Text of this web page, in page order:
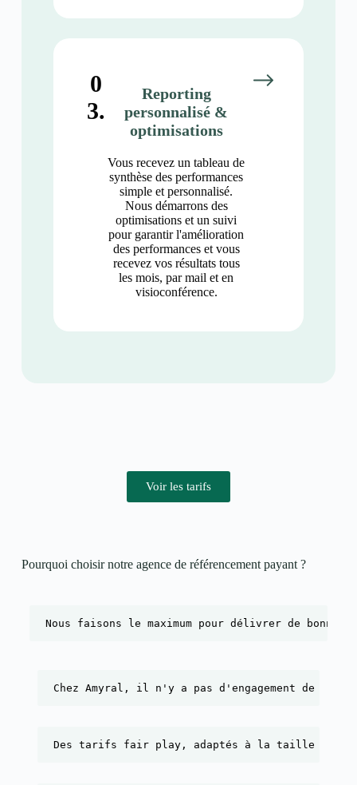
0
3.
Reporting
personnalisé &
optimisations
Vous recevez un tableau de
synthèse des performances
simple et personnalisé.
Nous démarrons des
optimisations et un suivi
pour garantir l'amélioration
des performances et vous
recevez vos résultats tous
les mois, par mail et en
visioconférence.
Voir les tarifs
Pourquoi choisir notre agence de référencement payant ?​
Nous faisons le maximum pour délivrer de bonnes
Chez Amyral, il n'y a pas d'engagement de durée
Des tarifs fair play, adaptés à la taille de